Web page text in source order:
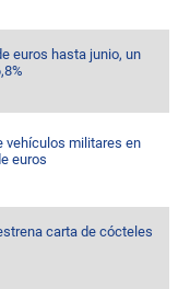
euros hasta junio, un
vehículos militares en
euros
carta de cócteles